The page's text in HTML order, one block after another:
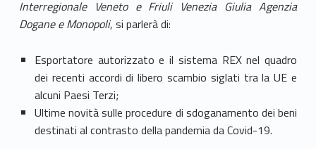
Interregionale Veneto e Friuli Venezia Giulia Agenzia
Dogane e Monopoli, si parlerà di:
Esportatore autorizzato e il sistema REX nel quadro
dei recenti accordi di libero scambio siglati tra la UE e
alcuni Paesi Terzi;
Ultime novità sulle procedure di sdoganamento dei beni
destinati al contrasto della pandemia da Covid-19.